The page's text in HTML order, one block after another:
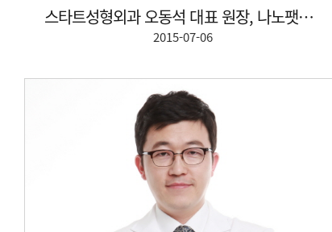
스타트성형외과 오동석 대표 원장, 나노팻을 이용한 눈...
2015-07-06